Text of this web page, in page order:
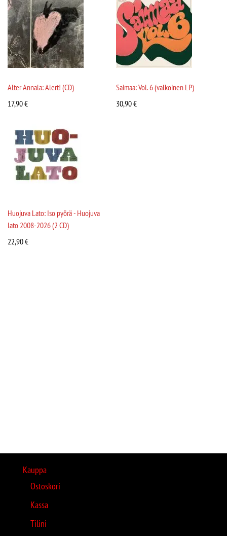
Alter Annala: Alert! (CD)
17,90€
Saimaa: Vol. 6 (valkoinen LP)
30,90€
Huojuva Lato: Iso pyörä - Huojuva
lato 2008-2026 (2 CD)
22,90€
Kauppa
Ostoskori
Kassa
Tilini